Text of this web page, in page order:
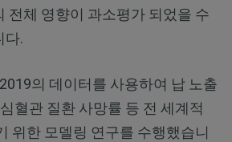
전체 영향이 과소평가 되었을 수
다.
의 데이터를 사용하여 납 노출
혈관 질환 사망률 등 전 세계적
위한 모델링 연구를 수행했습니